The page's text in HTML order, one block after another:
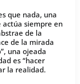
que nada, una
actúa siempre en
de la
de la mirada
una ojeada
es “hacer
la realidad.